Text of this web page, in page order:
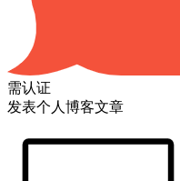
需认证
发表个人博客文章